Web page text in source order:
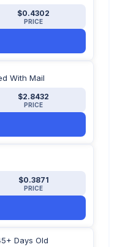
$0.4302
PRICE
With Mail
$2.8432
PRICE
$0.3871
PRICE
Days Old